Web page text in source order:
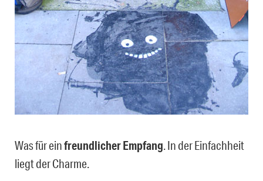
Was für einfreundlicher Empfang. In der Einfachheit
liegt der Charme.